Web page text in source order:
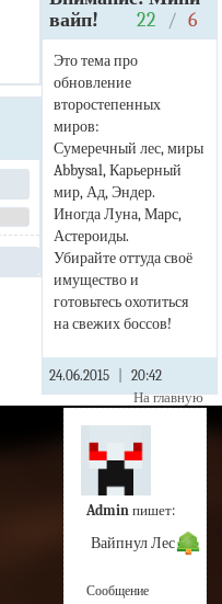
вайп!
22 / 6
Это тема про
обновление
второстепенных
миров:
Сумеречный лес, миры
Abbysal, Карьерный
мир, Ад, Эндер.
Иногда Луна, Марс,
Астероиды.
Убирайте оттуда своё
имущество и
готовьтесь охотиться
на свежих боссов!
24.06.2015
20:42
На главную
Admin пишет:
Вайпнул Лес
Сообщение